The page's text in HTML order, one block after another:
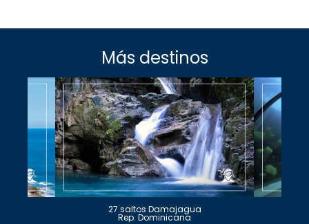
Más destinos
27 saltos Damajagua
Rep. Dominicana